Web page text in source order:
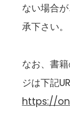
ない場合
承下さい。
なお、書
ジは下記
https://